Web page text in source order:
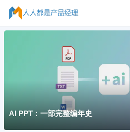
AI PPT：一部完整编年史